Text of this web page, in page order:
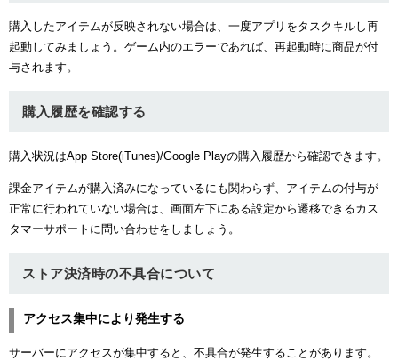
購入したアイテムが反映されない場合は、一度アプリをタスクキルし再
起動してみましょう。ゲーム内のエラーであれば、再起動時に商品が付
与されます。
購入履歴を確認する
購入状況はApp Store(iTunes)/Google Playの購入履歴から確認できます。
課金アイテムが購入済みになっているにも関わらず、アイテムの付与が
正常に行われていない場合は、画面左下にある設定から遷移できるカス
タマーサポートに問い合わせをしましょう。
ストア決済時の不具合について
アクセス集中により発生する
サーバーにアクセスが集中すると、不具合が発生することがあります。